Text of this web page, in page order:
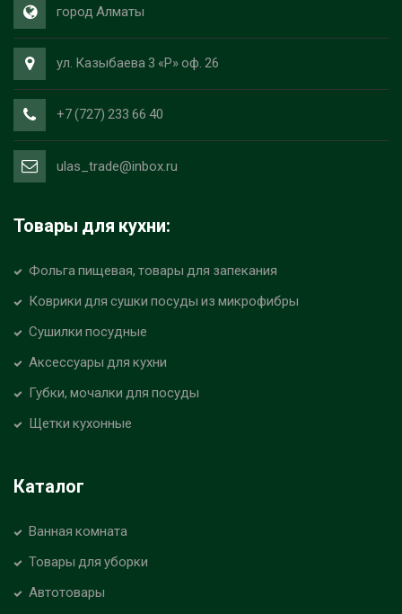
город Алматы
ул. Казыбаева 3 «Р» оф. 26
+7 (727) 233 66 40
ulas_trade@inbox.ru
Товары для кухни:
Фольга пищевая, товары для запекания
Коврики для сушки посуды из микрофибры
Сушилки посудные
Аксессуары для кухни
Губки, мочалки для посуды
Щетки кухонные
Каталог
Ванная комната
Товары для уборки
Автотовары